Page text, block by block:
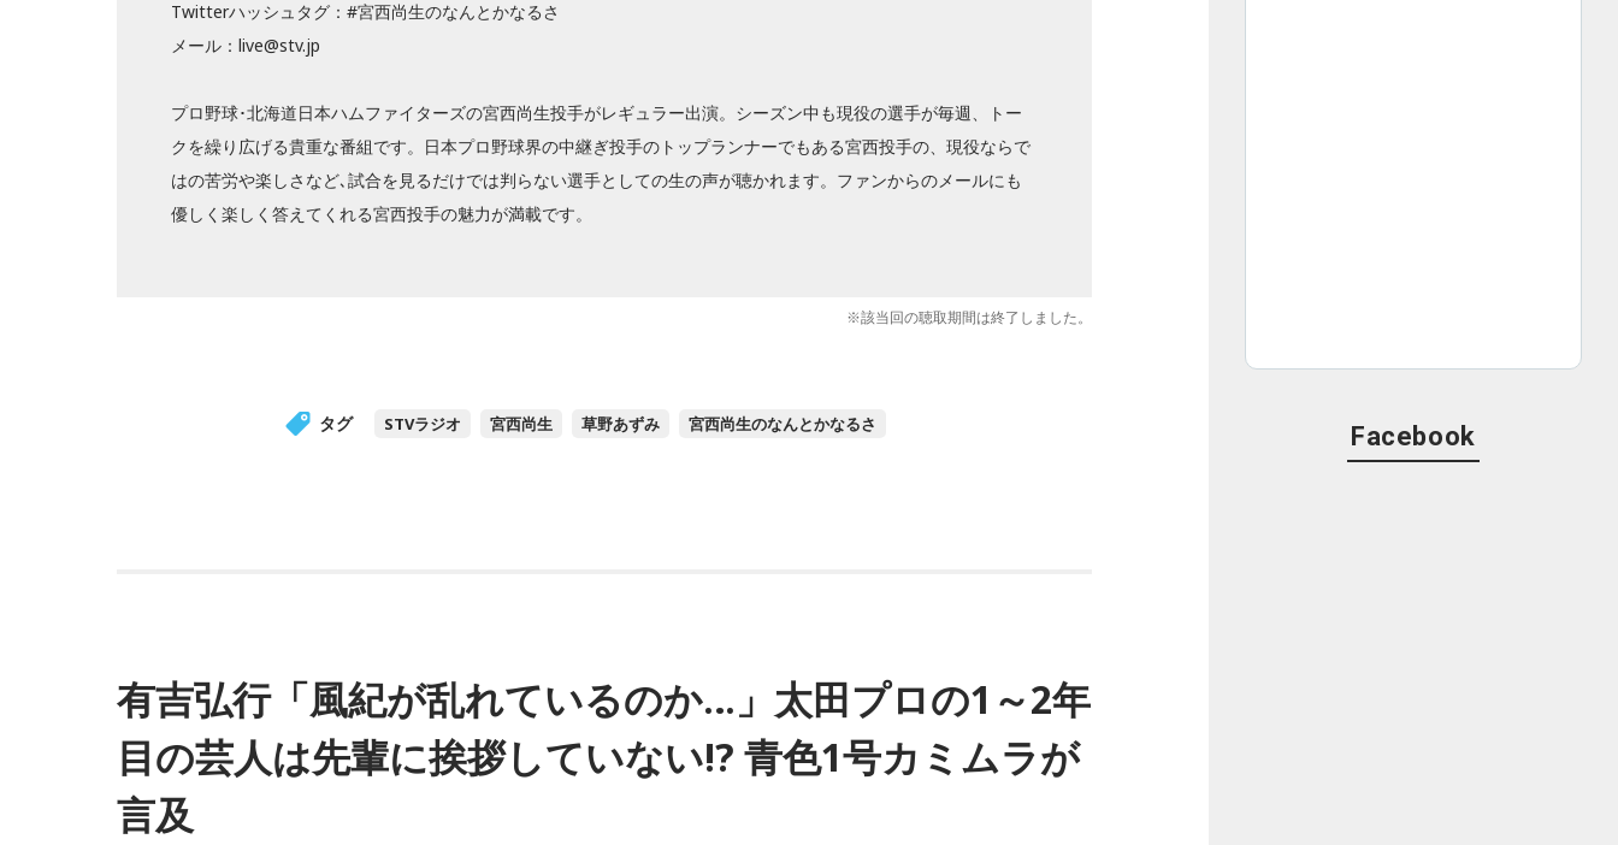
Twitterハッシュタグ：#宮西尚生のなんとかなるさ
メール：live@stv.jp
プロ野球･北海道日本ハムファイターズの宮西尚生投手がレギュラー出演。シーズン中も現役の選手が毎週、トー
クを繰り広げる貴重な番組です。日本プロ野球界の中継ぎ投手のトップランナーでもある宮西投手の、現役ならで
はの苦労や楽しさなど､試合を見るだけでは判らない選手としての生の声が聴かれます。ファンからのメールにも
優しく楽しく答えてくれる宮西投手の魅力が満載です。
※該当回の聴取期間は終了しました。
タグ STVラジオ 宮西尚生 草野あずみ 宮西尚生のなんとかなるさ
有吉弘行「風紀が乱れているのか…」太田プロの1～2年
目の芸人は先輩に挨拶していない!? 青色1号カミムラが
言及
Facebook